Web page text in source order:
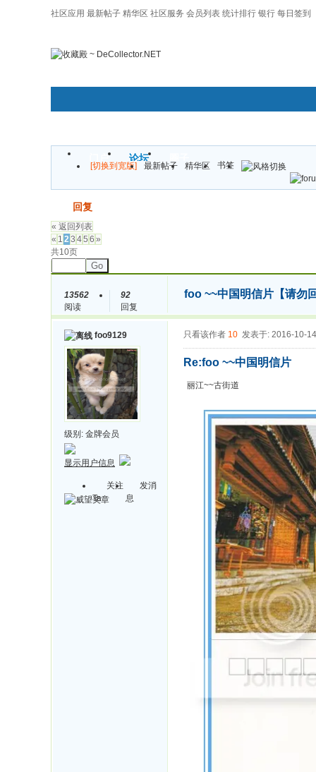
社区应用 最新帖子 精华区 社区服务 会员列表 统计排行 银行 每日签到
门户 论坛
[切换到宽版] 最新帖子 精华区 书签
回复
« 返回列表
« 1 23 45 6 »
共10页
Go
13562
阅读
92
回复
foo ~~中国明信片【请勿
foo9129
级别: 金牌会员
显示用户信息
关注
Ta
发消
息
只看该作者 10 发表于: 2016-10-14
Re:foo ~~中国明信片
丽江~~古街道